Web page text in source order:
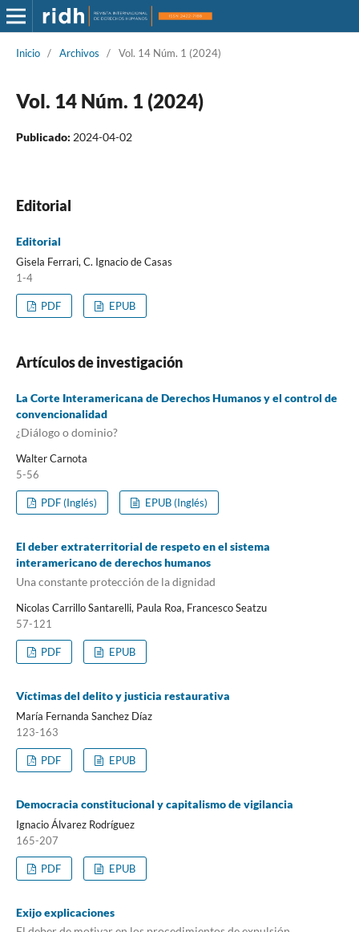
Inicio / Archivos / Vol. 14 Núm. 1 (2024)
Vol. 14 Núm. 1 (2024)
Publicado: 2024-04-02
Editorial
Editorial
Gisela Ferrari, C. Ignacio de Casas
1-4
PDF EPUB
Artículos de investigación
La Corte Interamericana de Derechos Humanos y el control de
convencionalidad
¿Diálogo o dominio?
Walter Carnota
5-56
PDF (Inglés) EPUB (Inglés)
El deber extraterritorial de respeto en el sistema
interamericano de derechos humanos
Una constante protección de la dignidad
Nicolas Carrillo Santarelli, Paula Roa, Francesco Seatzu
57-121
PDF EPUB
Víctimas del delito y justicia restaurativa
María Fernanda Sanchez Díaz
123-163
PDF EPUB
Democracia constitucional y capitalismo de vigilancia
Ignacio Álvarez Rodríguez
165-207
PDF EPUB
Exijo explicaciones